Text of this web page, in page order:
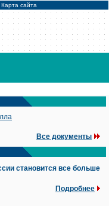
Карта сайта
Все документы
становится все больше
Подробнее